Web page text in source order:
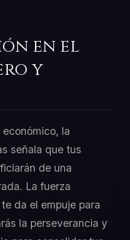
en el
y
económico, la
señala que tus
de una
La fuerza
da el empuje para
la perseverancia y